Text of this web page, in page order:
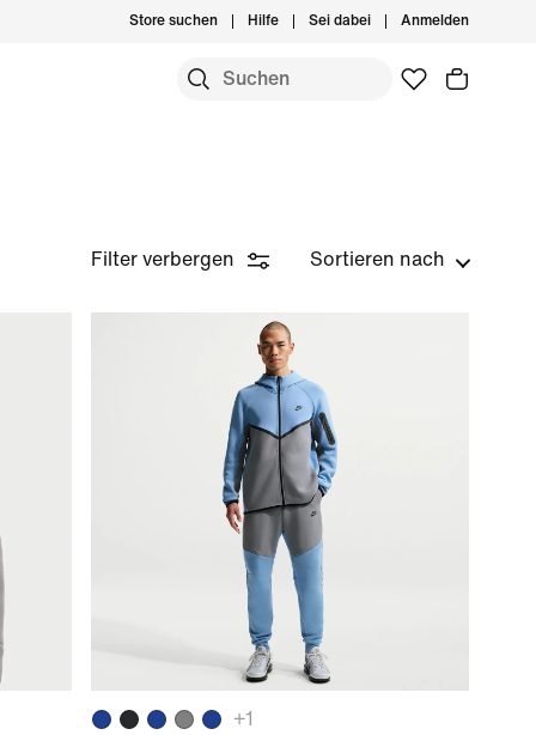
Store suchen Hilfe Sei dabei Anmelden
Filter verbergen Sortieren nach
+1